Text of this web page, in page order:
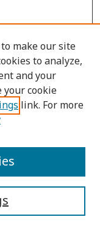
make our site
to analyze,
and your
your cookie
link. For more